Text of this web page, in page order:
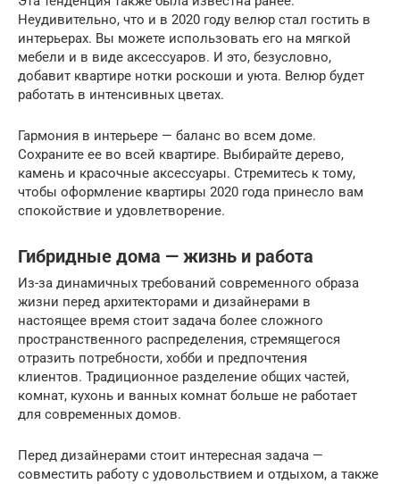
Неудивительно, что и в 2020 году велюр стал гостить в
интерьерах. Вы можете использовать его на мягкой
мебели и в виде аксессуаров. И это, безусловно,
добавит квартире нотки роскоши и уюта. Велюр будет
работать в интенсивных цветах.
Гармония в интерьере — баланс во всем доме.
Сохраните ее во всей квартире. Выбирайте дерево,
камень и красочные аксессуары. Стремитесь к тому,
чтобы оформление квартиры 2020 года принесло вам
спокойствие и удовлетворение.
Гибридные дома — жизнь и работа
Из-за динамичных требований современного образа
жизни перед архитекторами и дизайнерами в
настоящее время стоит задача более сложного
пространственного распределения, стремящегося
отразить потребности, хобби и предпочтения
клиентов. Традиционное разделение общих частей,
комнат, кухонь и ванных комнат больше не работает
для современных домов.
Перед дизайнерами стоит интересная задача —
совместить работу с удовольствием и отдыхом, а также